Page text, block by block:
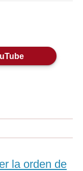
la orden de